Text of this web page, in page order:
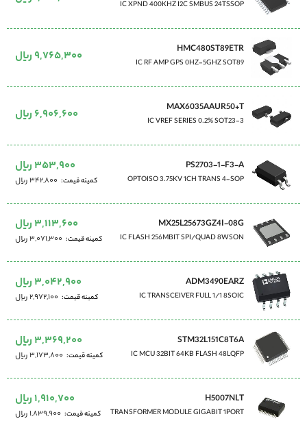
IC XPND 400KHZ I2C SMBUS 24TSSOP
HMC480ST89ETR
IC RF AMP GPS 0HZ-5GHZ SOT89 9,765,300 ریال
MAX6035AAUR50+T
IC VREF SERIES 0.2% SOT23-3 6,906,600 ریال
PS2703-1-F3-A
OPTOISO 3.75KV 1CH TRANS 4-SOP
353,900 ریال
کمینه قیمت 342,800 ریال
MX25L25673GZ4I-08G
IC FLASH 256MBIT SPI/QUAD 8WSON
3,113,600 ریال
کمینه قیمت 3,071,300 ریال
ADM3490EARZ
IC TRANSCEIVER FULL 1/1 8SOIC
3,042,900 ریال
کمینه قیمت 2,972,100 ریال
STM32L151C8T6A
IC MCU 32BIT 64KB FLASH 48LQFP
3,369,200 ریال
کمینه قیمت 3,173,800 ریال
H5007NLT
TRANSFORMER MODULE GIGABIT 1PORT
1,910,700 ریال
کمینه قیمت 1,839,900 ریال